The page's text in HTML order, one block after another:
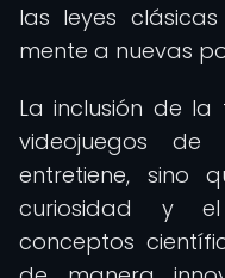
las leyes
mente a nuevas
La inclusión de
videojuegos
entretiene, sino
curiosidad y
conceptos